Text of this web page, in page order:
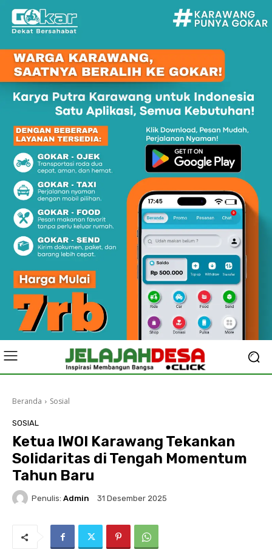
Beranda Sosial
SOSIAL
Ketua IWOI Karawang Tekankan
Solidaritas di Tengah Momentum
Tahun Baru
Penulis: Admin 31 Desember 2025